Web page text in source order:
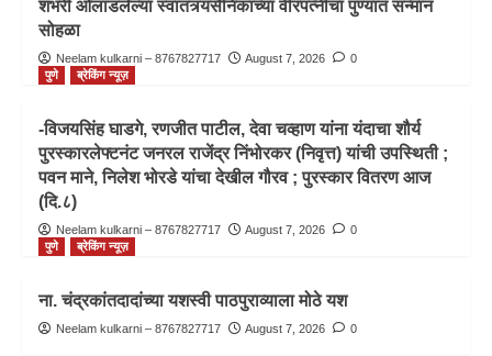
शंभरी ओलांडलेल्या स्वातंत्र्यसैनिकाच्या वीरपत्नीचा पुण्यात सन्मान
सोहळा
Neelam kulkarni – 8767827717 August 7, 2026
0
पुणे
ब्रेकिंग न्यूज़
-विजयसिंह घाडगे, रणजीत पाटील, देवा चव्हाण यांना यंदाचा शौर्य
पुरस्कारलेफ्टनंट जनरल राजेंद्र निंभोरकर (निवृत्त) यांची उपस्थिती ;
पवन माने, निलेश भोरडे यांचा देखील गौरव ; पुरस्कार वितरण आज
(दि.८)
Neelam kulkarni – 8767827717 August 7, 2026
0
पुणे
ब्रेकिंग न्यूज़
ना. चंद्रकांतदादांच्या यशस्वी पाठपुराव्याला मोठे यश
Neelam kulkarni – 8767827717 August 7, 2026 0